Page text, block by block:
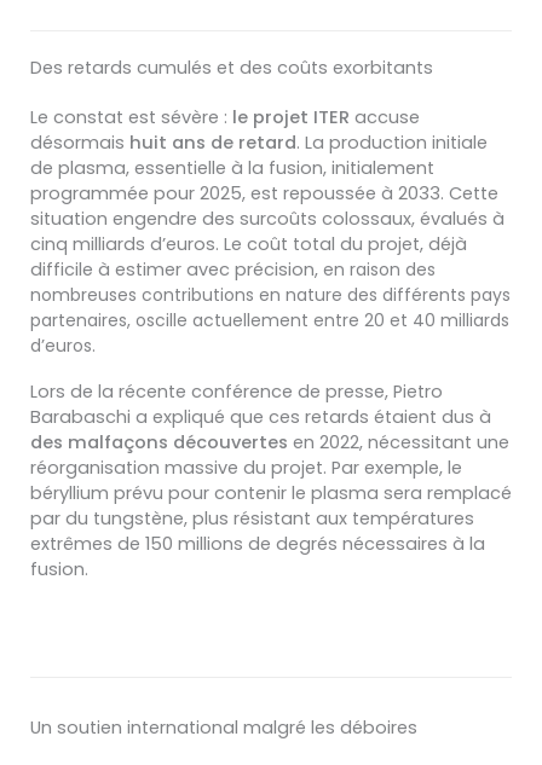
Des retards cumulés et des coûts exorbitants
Le constat est sévère : le projet ITER accuse
désormais huit ans de retard. La production initiale
de plasma, essentielle à la fusion, initialement
programmée pour 2025, est repoussée à 2033. Cette
situation engendre des surcoûts colossaux, évalués à
cinq milliards d’euros. Le coût total du projet, déjà
difficile à estimer avec précision, en raison des
nombreuses contributions en nature des différents pays
partenaires, oscille actuellement entre 20 et 40 milliards
d’euros.
Lors de la récente conférence de presse, Pietro
Barabaschi a expliqué que ces retards étaient dus à
des malfaçons découvertes en 2022, nécessitant une
réorganisation massive du projet. Par exemple, le
béryllium prévu pour contenir le plasma sera remplacé
par du tungstène, plus résistant aux températures
extrêmes de 150 millions de degrés nécessaires à la
fusion.
Un soutien international malgré les déboires